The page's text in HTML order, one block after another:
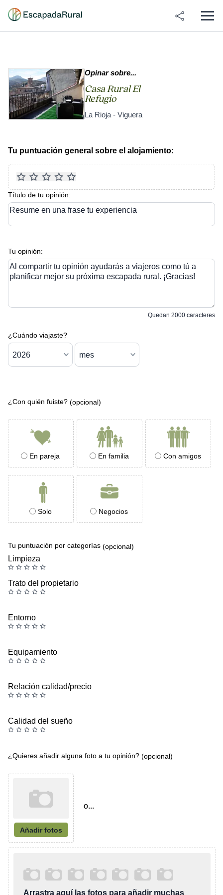
Opinar sobre...
Casa Rural El
Refugio
La Rioja - Viguera
Tu puntuación general sobre el alojamiento:
Título de tu opinión:
Resume en una frase tu experiencia
Tu opinión:
Al compartir tu opinión ayudarás a viajeros como tú a
planificar mejor su próxima escapada rural. ¡Gracias!
Quedan 2000 caracteres
¿Cuándo viajaste?
¿Con quién fuiste? (opcional)
En pareja En familia Con amigos
Solo Negocios
Tu puntuación por categorías (opcional)
Limpieza
Trato del propietario
Entorno
Equipamiento
Relación calidad/precio
Calidad del sueño
¿Quieres añadir alguna foto a tu opinión? (opcional)
Añadir fotos
o...
Arrastra aquí las fotos para añadir muchas